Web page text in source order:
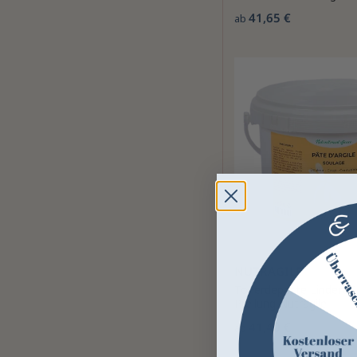
ab 41,65 €
NUTRAGILE
Tonerdepaste Lindert
Prellung Nutragile
ab 41,40 €